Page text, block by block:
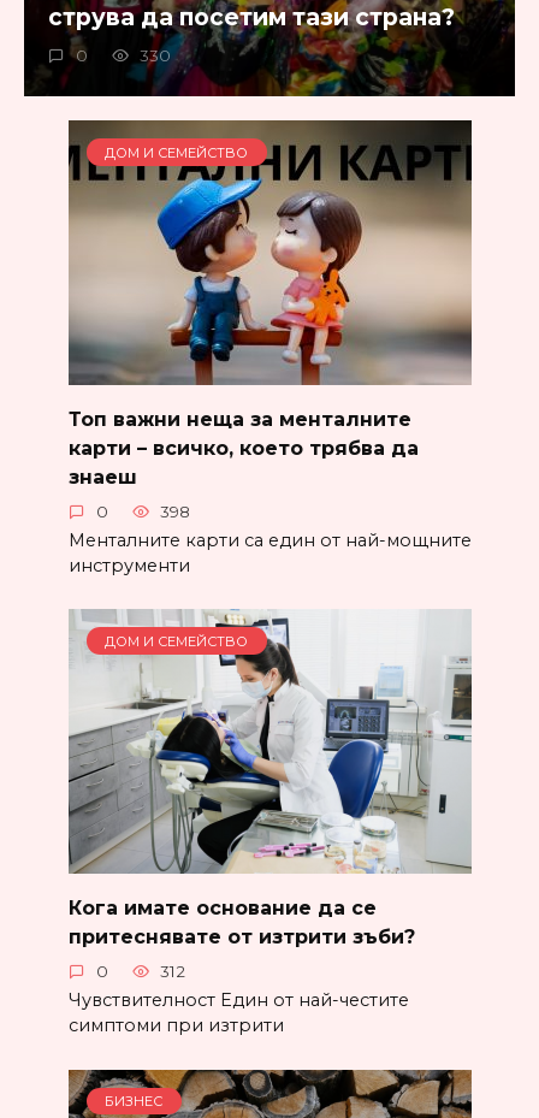
струва да посетим тази страна?
0 330
ДОМ И СЕМЕЙСТВО
Топ важни неща за менталните
карти – всичко, което трябва да
знаеш
0 398
Менталните карти са един от най-мощните
инструменти
ДОМ И СЕМЕЙСТВО
Кога имате основание да се
притеснявате от изтрити зъби?
0 312
Чувствителност Един от най-честите
симптоми при изтрити
БИЗНЕС